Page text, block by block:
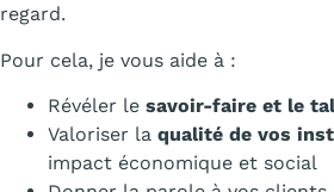
regard.
Pour cela, je vous aide à :
Révéler le savoir-faire et le
Valoriser la qualité de vos
impact économique et social